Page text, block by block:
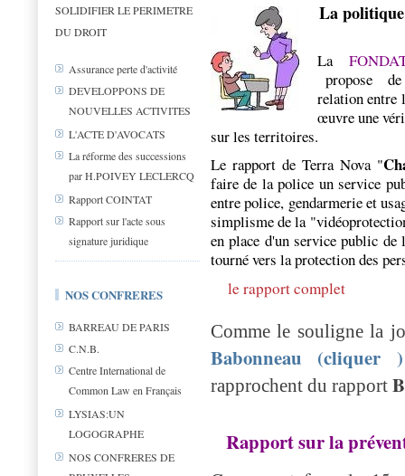
SOLIDIFIER LE PERIMETRE
DU DROIT
Assurance perte d'activité
DEVELOPPONS DE
NOUVELLES ACTIVITES
L'ACTE D'AVOCATS
La réforme des successions
par H.POIVEY LECLERCQ
Rapport COINTAT
Rapport sur l'acte sous
signature juridique
NOS CONFRERES
BARREAU DE PARIS
C.N.B.
Centre International de
Common Law en Français
LYSIAS:UN
LOGOGRAPHE
NOS CONFRERES DE
La
La
propose
relation entre
œuvre une
sur les territoires.
Le rapport de Terra Nova "
faire de la police un service
entre police, gendarmerie et
simplisme de la
en place d'un service public
tourné vers la protection des
le rapport complet
Comme le souligne la
Babonneau (cliquer )
rapprochent du rapport
Rapport sur la